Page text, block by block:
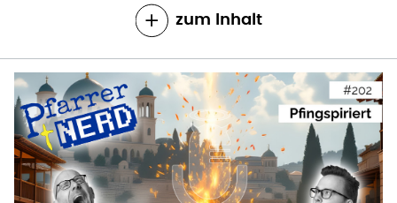
zum Inhalt